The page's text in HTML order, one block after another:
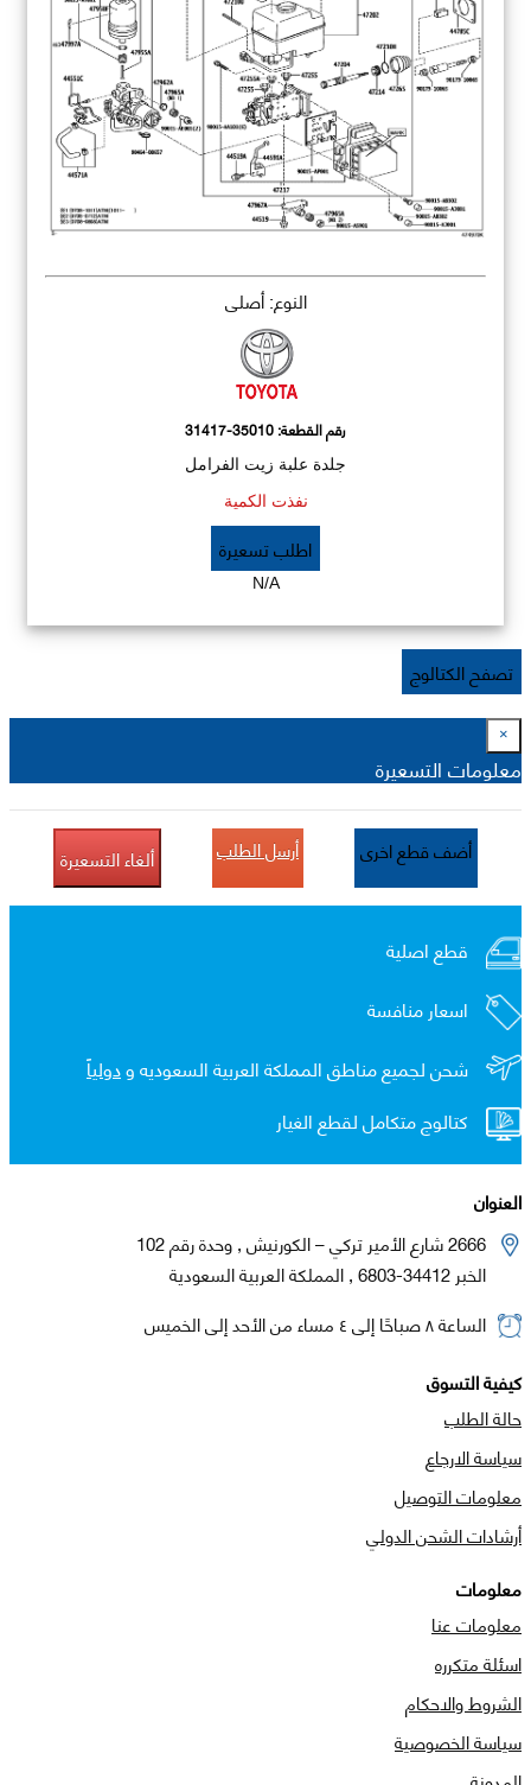
النوع: أصلي
رقم القطعة:31417-35010
جلدة علبة زيت الفرامل
نفذت الكمية
اطلب تسعيرة
N/A
تصفح الكتالوج
×
معلومات التسعيرة
أضف قطع اخرى أرسل الطلب ألغاء التسعيرة
قطع اصلية
اسعار منافسة
شحن لجميع مناطق المملكة العربية السعوديه ودولياً
كتالوج متكامل لقطع الغيار
العنوان
2666 شارع الأمير تركي – الكورنيش , وحدة رقم 102
الخبر 34412-6803 , المملكة العربية السعودية
الساعة ٨ صباحًا إلى ٤ مساء من الأحد إلى الخميس
كيفية التسوق
حالة الطلب
سياسة الارجاع
معلومات التوصيل
أرشادات الشحن الدولي
معلومات
معلومات عنا
اسئلة متكرره
الشروط والاحكام
سياسة الخصوصية